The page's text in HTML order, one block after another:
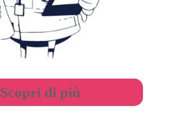
Scopri di più